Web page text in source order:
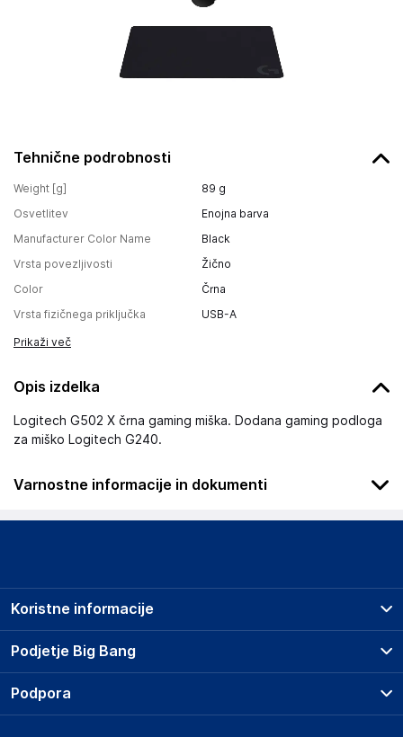
Tehnične podrobnosti
Weight [g] 89 g
Osvetlitev
Enojna barva
Manufacturer Color Name
Black
Vrsta povezljivosti
Žično
Color
Črna
Vrsta fizičnega priključka
USB-A
Prikaži več
Opis izdelka
Logitech G502 X črna gaming miška. Dodana gaming podloga
za miško Logitech G240.
Varnostne informacije in dokumenti
Podatki o proizvajalcu
Logitech Europe S. A.
Center, 1015 Lausanne
Switzerland
https://www.logitech.com/en-eu
Podjetje Big Bang
O podjetju
Koristne informacije
Prodajna mesta
Storitve
Dostava, vnos in odvoz
Podpora